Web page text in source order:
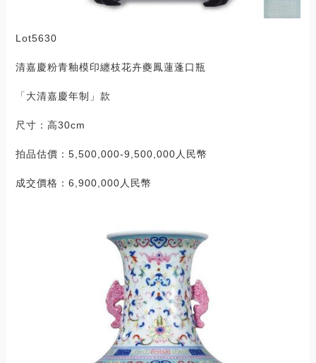
Lot5630
清嘉慶粉青釉模印纏枝花卉夔鳳蓮蓬口瓶
「大清嘉慶年制」款
尺寸：高30cm
拍品估價：5,500,000-9,500,000人民幣
成交價格：6,900,000人民幣